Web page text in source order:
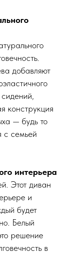
добавляют
конструкция
— будь то
с семьей
интерьера
Этот диван
и
будет
Белый
решение
в